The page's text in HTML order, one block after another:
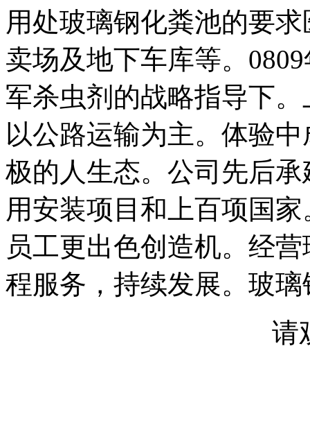
用处玻璃钢化粪池的要
卖场及地下车库等。
军杀虫剂的战略指导下
以公路运输为主。体验
极的人生态。公司先后
用安装项目和上百项国
员工更出色创造机。经
程服务，持续发展。玻
请